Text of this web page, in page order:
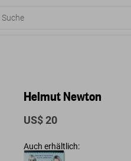
Helmut Newton
US$ 20
Auch erhältlich: